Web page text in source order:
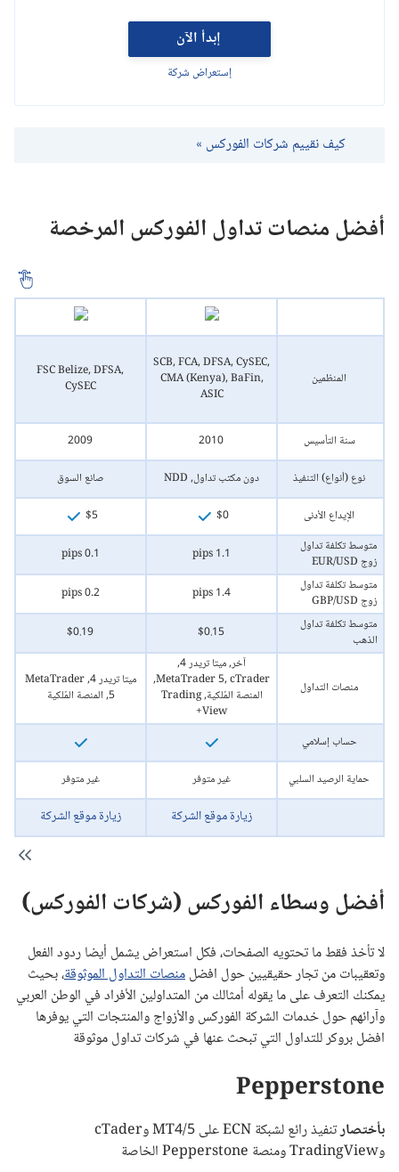
إبدأ الآن
إستعراض شركة
كيف نقييم شركات الفوركس »
أفضل منصات تداول الفوركس المرخصة
المنظمين
SCB, FCA, DFSA, CySEC,
CMA (Kenya), BaFin,
ASIC
FSC Belize, DFSA,
CySEC
سنة التأسيس 2010
2009
نوع (أنواع) التنفيذ
دون مكتب تداول, NDD
صانع السوق
الإيداع الأدنى
$0
$5
متوسط تكلفة تداول
زوج EUR/USD
1.1 pips
0.1 pips
متوسط تكلفة تداول
زوج GBP/USD
1.4 pips
0.2 pips
متوسط تكلفة تداول
الذهب
$0.15
$0.19
منصات التداول
آخر, ميتا تريدر 4,
MetaTrader 5, cTrader,
المنصة المٌلكية, Trading
View+
ميتا تريدر 4, MetaTrader
5, المنصة المٌلكية
حساب إسلامي
حماية الرصيد السلبي
غير متوفر غير متوفر
زيارة موقع الشركة زيارة موقع الشركة
أفضل وسطاء الفوركس (شركات الفوركس)
لا تأخذ فقط ما تحتويه الصفحات، فكل استعراض يشمل أيضا ردود الفعل
وتعقيبات من تجار حقيقيين حول افضلمنصات التداول الموثوقة، بحيث
يمكنك التعرف على ما يقوله أمثالك من المتداولين الأفراد في الوطن العربي
وآرائهم حول خدمات الشركة الفوركس والأزواج والمنتجات التي يوفرها
افضل بروكر للتداول التي تبحث عنها في شركات تداول موثوقة
Pepperstone
بأختصار
تنفيذ رائع لشبكة ECN على MT4/5 وcTader
وTradingView ومنصة Pepperstone الخاصة